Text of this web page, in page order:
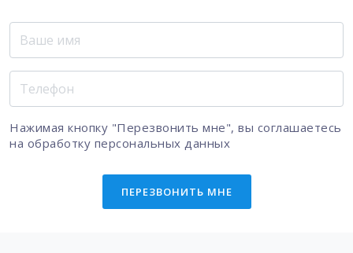
Нажимая кнопку "Перезвонить мне", вы соглашаетесь
на обработку персональных данных
ПЕРЕЗВОНИТЬ МНЕ